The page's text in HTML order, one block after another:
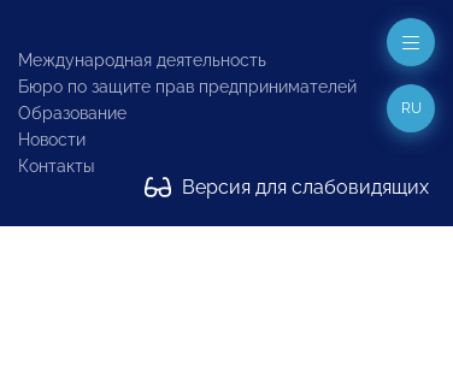
Международная деятельность
Бюро по защите прав предпринимателей
Образование
Новости
Контакты
Версия для слабовидящих
RU